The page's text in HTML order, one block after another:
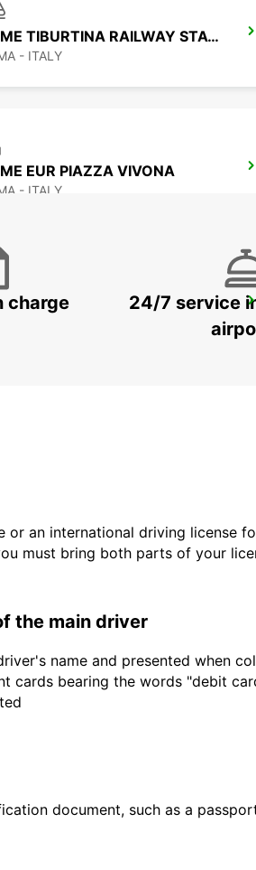
ROME TIBURTINA RAILWAY STATION
- ITALY
EUR PIAZZA VIVONA
- ITALY
VIA CIPRO (VATICAN)
charge
24/7 service
an international driving license
must bring both parts of your
the main driver
name and presented when
cards bearing the words "debit
document, such as a